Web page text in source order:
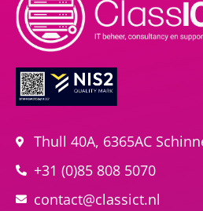
Thull 40A, 6365AC
+31 (0)85 808 5070
contact@classict.nl